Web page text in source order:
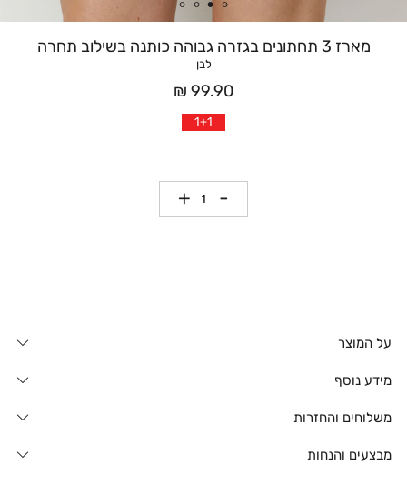
מארז 3 תחתונים בגזרה גבוהה כותנה בשילוב תחרה
לבן
מחיר
אחרי
הנחה
99.90 ₪
1+1
כמות
על המוצר
מידע נוסף
משלוחים והחזרות
מבצעים והנחות